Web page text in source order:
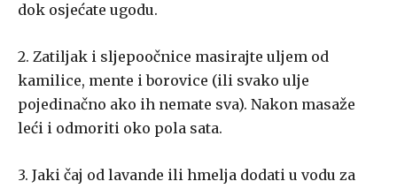
dok osjećate ugodu.
2. Zatiljak i sljepoočnice masirajte uljem od
kamilice, mente i borovice (ili svako ulje
pojedinačno ako ih nemate sva). Nakon masaže
leći i odmoriti oko pola sata.
3. Jaki čaj od lavande ili hmelja dodati u vodu za